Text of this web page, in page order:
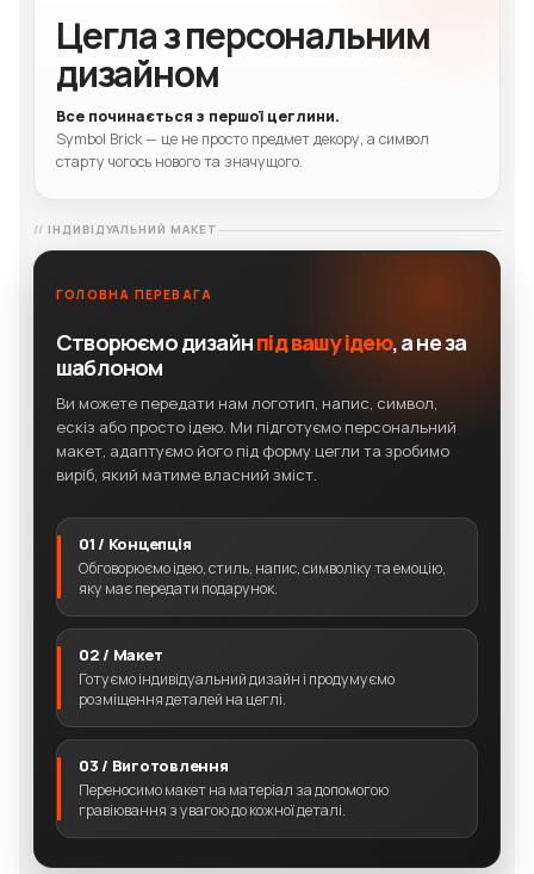
Цегла з персональним
дизайном
Все починається з першої цеглини.
Symbol Brick — це не просто предмет декору, а символ
старту чогось нового та значущого.
ІНДИВІДУАЛЬНИЙ МАКЕТ
ГОЛОВНА ПЕРЕВАГА
Створюємо дизайнпід вашу ідею, а не за
шаблоном
Ви можете передати нам логотип, напис, символ,
ескіз або просто ідею. Ми підготуємо персональний
макет, адаптуємо його під форму цегли та зробимо
виріб, який матиме власний зміст.
01 / Концепція
Обговорюємо ідею, стиль, напис, символіку та емоцію,
яку має передати подарунок.
02 / Макет
Готуємо індивідуальний дизайн і продумуємо
розміщення деталей на цеглі.
03 / Виготовлення
Переносимо макет на матеріал за допомогою
гравіювання з увагою до кожної деталі.